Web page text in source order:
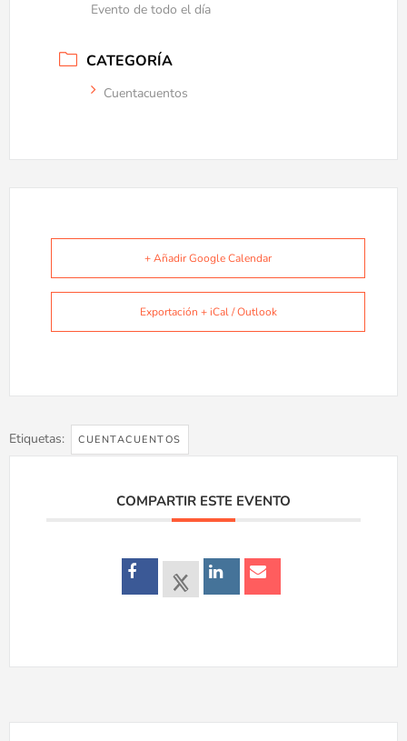
Evento de todo el día
CATEGORÍA
Cuentacuentos
+ Añadir Google Calendar
Exportación + iCal / Outlook
Etiquetas: CUENTACUENTOS
COMPARTIR ESTE EVENTO